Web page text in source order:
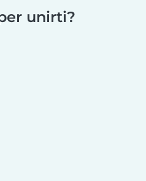
unirti?